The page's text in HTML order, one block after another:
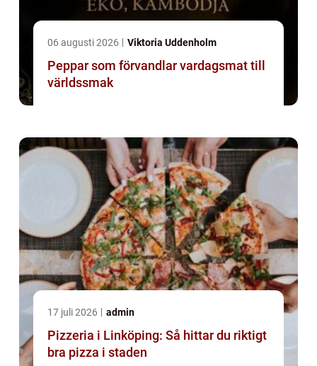
06 augusti 2026 Viktoria Uddenholm
Peppar som förvandlar vardagsmat till
världssmak
17 juli 2026 admin
Pizzeria i Linköping: Så hittar du riktigt
bra pizza i staden